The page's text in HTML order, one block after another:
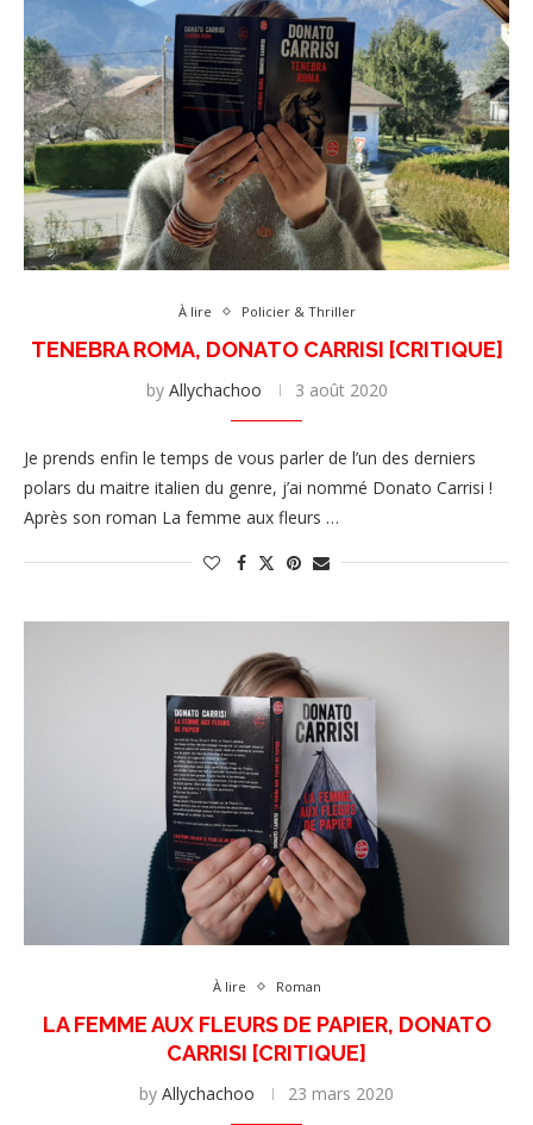
À lire Policier & Thriller
TENEBRA ROMA, DONATO CARRISI [CRITIQUE]
by Allychachoo 3 août 2020
Je prends enfin le temps de vous parler de l’un des derniers
polars du maitre italien du genre, j’ai nommé Donato Carrisi !
Après son roman La femme aux fleurs …
À lire Roman
LA FEMME AUX FLEURS DE PAPIER, DONATO
CARRISI [CRITIQUE]
by Allychachoo 23 mars 2020